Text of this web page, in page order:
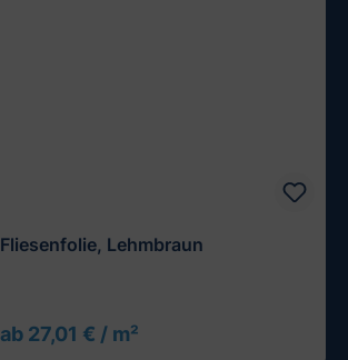
Fliesenfolie, Lehmbraun
ab 27,01 € / m²Muster testen